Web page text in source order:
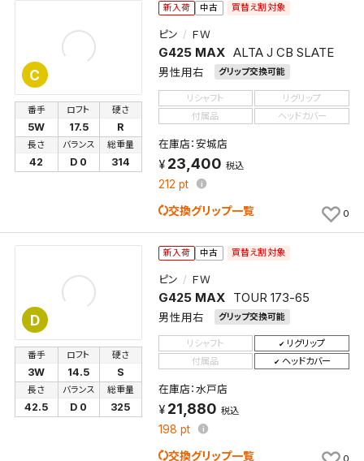
C
新入荷 中古 買替え割対象
ピン ＦＷ
G425 MAX ALTA J CB SLATE
男性用右 グリップ交換可能
番手
5W
ロフト
17.5
硬さ
R
長さ
42
バランス
D 0
総重量
314
リシャフト
リグリップ
付属品
ヘッドカバー
在庫店：安城店
23,400 税込
212 pt
交換グリップ一覧 0
D
新入荷 中古 買替え割対象
ピン ＦＷ
G425 MAX TOUR 173-65
男性用右 グリップ交換可能
番手
3W
ロフト
14.5
硬さ
S
長さ
42.5
バランス
D 0
総重量
325
リシャフト
リグリップ
付属品
ヘッドカバー
在庫店：水戸店
21,880 税込
198 pt
交換グリップ一覧 0